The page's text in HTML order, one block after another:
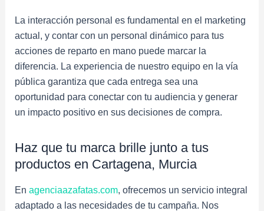
La interacción personal es fundamental en el marketing
actual, y contar con un personal dinámico para tus
acciones de reparto en mano puede marcar la
diferencia. La experiencia de nuestro equipo en la vía
pública garantiza que cada entrega sea una
oportunidad para conectar con tu audiencia y generar
un impacto positivo en sus decisiones de compra.
Haz que tu marca brille junto a tus
productos en Cartagena, Murcia
En agenciaazafatas.com, ofrecemos un servicio integral
adaptado a las necesidades de tu campaña. Nos